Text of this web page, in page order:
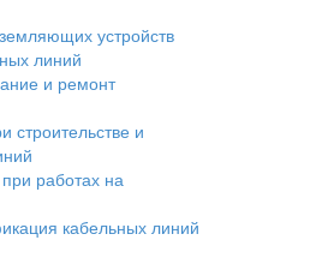
устройств
линий
и ремонт
строительстве и
работах на
кабельных линий